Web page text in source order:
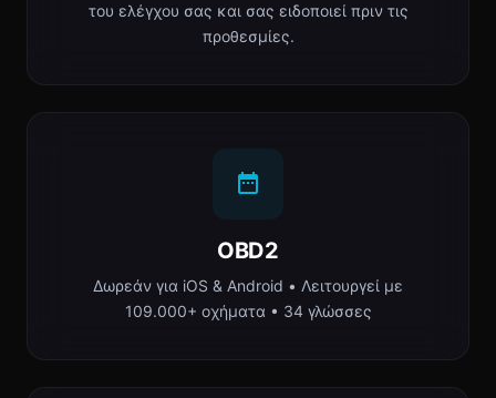
του ελέγχου σας και σας ειδοποιεί πριν τις
προθεσμίες.
OBD2
Δωρεάν για iOS & Android • Λειτουργεί με
109.000+ οχήματα • 34 γλώσσες